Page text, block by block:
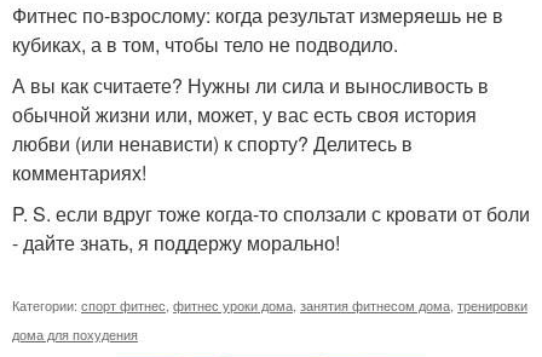
Фитнес по-взрослому: когда результат измеряешь не в
кубиках, а в том, чтобы тело не подводило.
А вы как считаете? Нужны ли сила и выносливость в
обычной жизни или, может, у вас есть своя история
любви (или ненависти) к спорту? Делитесь в
комментариях!
P. S. если вдруг тоже когда-то сползали с кровати от боли
- дайте знать, я поддержу морально!
Категории: спорт фитнес фитнес уроки дома занятия фитнесом дома тренировки
дома для похудения